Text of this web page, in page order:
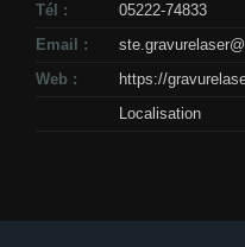
Tél :
05222-74833
Email :
Web :
https://
Localisation